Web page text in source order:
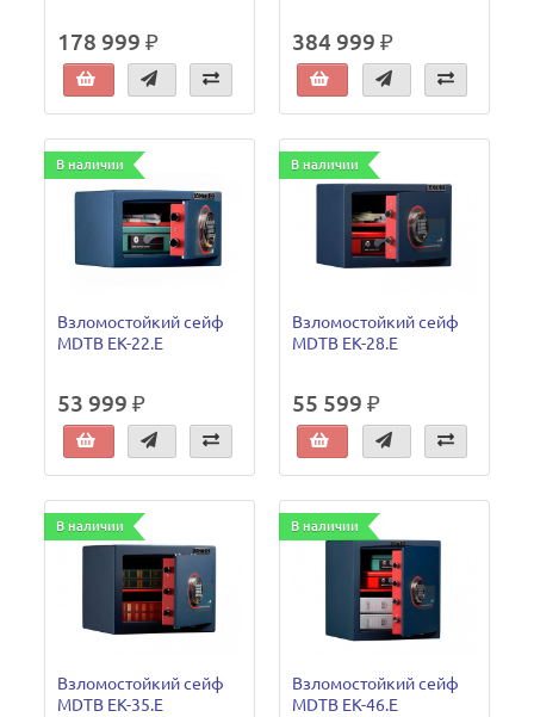
178 999 ₽ 384 999 ₽
В наличии
Взломостойкий сейф
MDTB EK-22.E
53 999 ₽
В наличии
Взломостойкий сейф
MDTB EK-28.E
55 599 ₽
В наличии
Взломостойкий сейф
MDTB EK-35.E
В наличии
Взломостойкий сейф
MDTB EK-46.E